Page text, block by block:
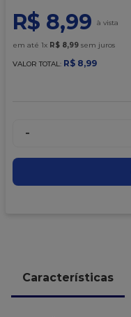
R$ 8,99
em até 1x R$ 8,99 sem juros
VALOR TOTAL: R$ 8,99
-
Características
9º
caixa kraft
10º chocolate